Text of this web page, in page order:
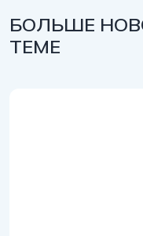
БОЛЬШЕ
ТЕМЕ